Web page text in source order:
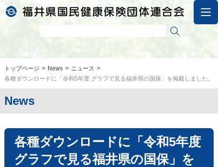
トップページ News
ニュース
各種ダウンロードに「令和5年度 グラフで見る福井県の国保」を掲載しました。
News
各種ダウンロードに「令和5年度
グラフで見る福井県の国保」を